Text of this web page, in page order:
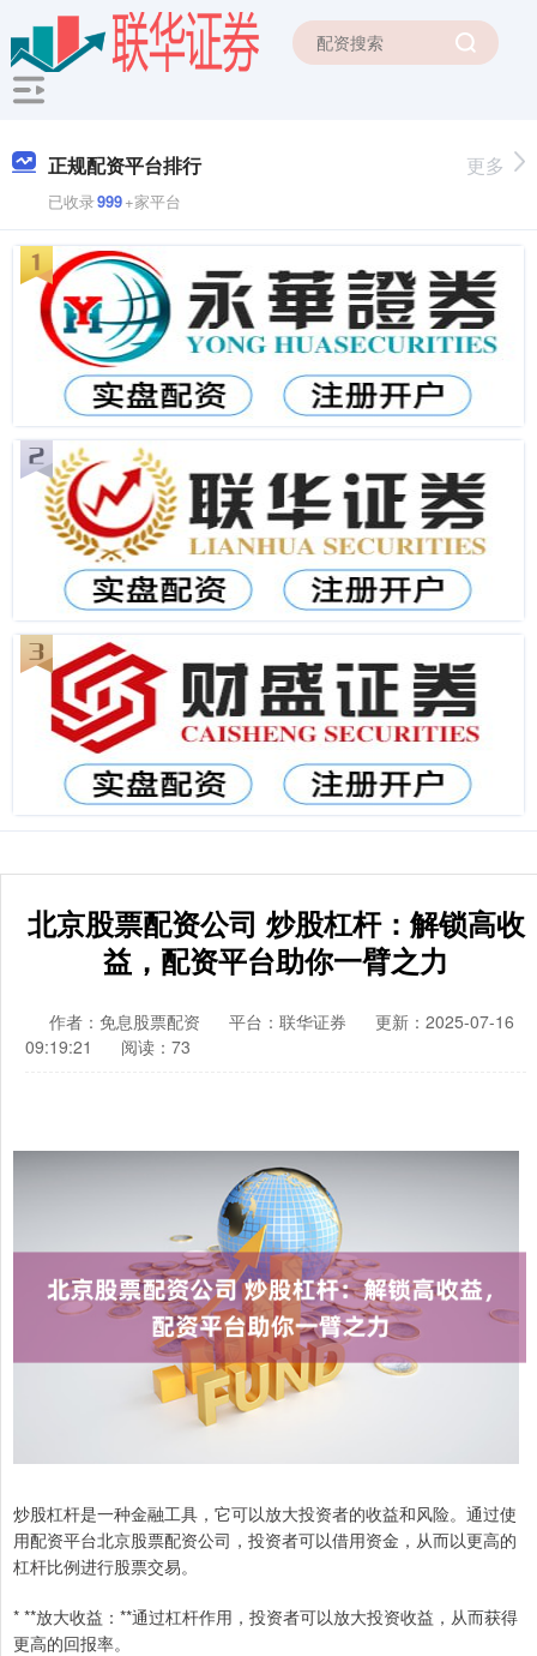
正规配资平台排行
已收录999+家平台
更多
北京股票配资公司 炒股杠杆：解锁高收
益，配资平台助你一臂之力
作者：免息股票配资 平台：联华证券
更新：2025-07-16
09:19:21
阅读：73
炒股杠杆是一种金融工具，它可以放大投资者的收益和风险。通过使
用配资平台北京股票配资公司，投资者可以借用资金，从而以更高的
杠杆比例进行股票交易。
* **放大收益：**通过杠杆作用，投资者可以放大投资收益，从而获得
更高的回报率。